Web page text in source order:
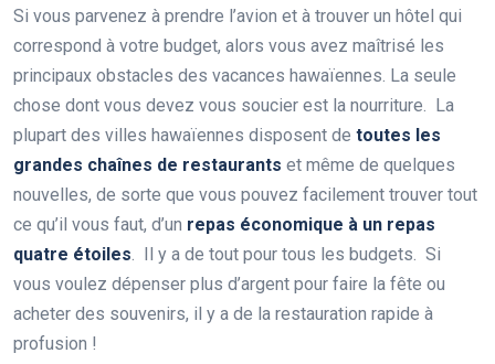
Si vous parvenez à prendre l’avion et à trouver un hôtel qui
correspond à votre budget, alors vous avez maîtrisé les
principaux obstacles des vacances hawaïennes. La seule
chose dont vous devez vous soucier est la nourriture. La
plupart des villes hawaïennes disposent de toutes les
grandes chaînes de restaurants et même de quelques
nouvelles, de sorte que vous pouvez facilement trouver tout
ce qu’il vous faut, d’un repas économique à un repas
quatre étoiles . Il y a de tout pour tous les budgets. Si
vous voulez dépenser plus d’argent pour faire la fête ou
acheter des souvenirs, il y a de la restauration rapide à
profusion !